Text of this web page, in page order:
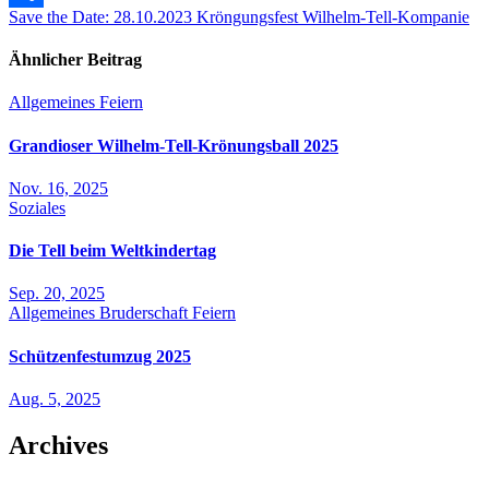
Teilen
Beitragsnavigation
Save the Date: 28.10.2023 Kröngungsfest Wilhelm-Tell-Kompanie
Ähnlicher Beitrag
Allgemeines Feiern
Grandioser Wilhelm-Tell-Krönungsball 2025
Nov. 16, 2025
Soziales
Die Tell beim Weltkindertag
Sep. 20, 2025
Allgemeines BruderschaftFeiern
Schützenfestumzug 2025
Aug. 5, 2025
Archives